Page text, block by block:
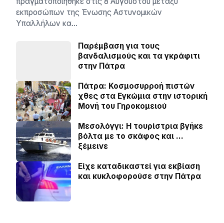
εκπροσώπων της Ένωσης Αστυνομικών
Υπαλλήλων κα…
Παρέμβαση για τους
βανδαλισμούς και τα γκράφιτι
στην Πάτρα
Πάτρα: Κοσµοσυρροή πιστών
χθες στα Εγκώµια στην ιστορική
Μονή του Γηροκοµειού
Μεσολόγγι: Η τουρίστρια βγήκε
βόλτα με το σκάφος και …
ξέμεινε
Είχε καταδικαστεί για εκβίαση
και κυκλοφορούσε στην Πάτρα